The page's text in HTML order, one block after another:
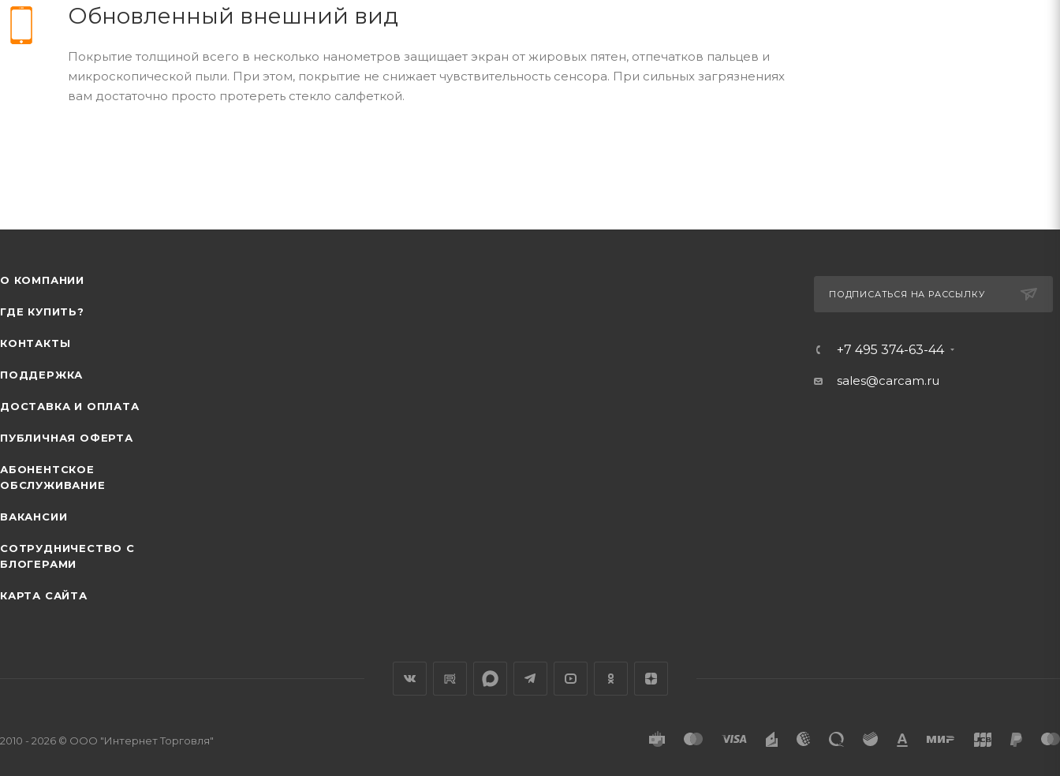
Обновленный внешний вид
Покрытие толщиной всего в несколько нанометров защищает экран от жировых пятен, отпечатков пальцев и
микроскопической пыли. При этом, покрытие не снижает чувствительность сенсора. При сильных загрязнениях
вам достаточно просто протереть стекло салфеткой.
О КОМПАНИИ
ГДЕ КУПИТЬ?
КОНТАКТЫ
ПОДДЕРЖКА
ДОСТАВКА И ОПЛАТА
ПУБЛИЧНАЯ ОФЕРТА
АБОНЕНТСКОЕ
ОБСЛУЖИВАНИЕ
ВАКАНСИИ
СОТРУДНИЧЕСТВО С
БЛОГЕРАМИ
КАРТА САЙТА
ПОДПИСАТЬСЯ НА РАССЫЛКУ
+7 495 374-63-44
sales@carcam.ru
2010 - 2026 © ООО "Интернет Торговля"